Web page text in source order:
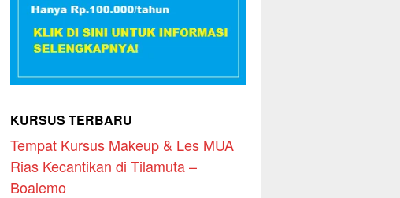
KURSUS TERBARU
Tempat Kursus Makeup & Les MUA
Rias Kecantikan di Tilamuta –
Boalemo